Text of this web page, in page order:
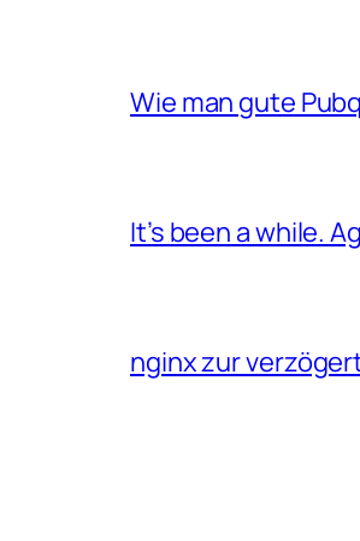
Wie man gute
It’s been a while.
nginx zur